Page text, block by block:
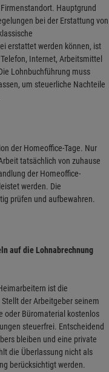
Hauptgrund
bei der Erstattung von
erstattet werden können, ist
Internet, Arbeitsmittel
Lohnbuchführung muss
um steuerliche Nachteile
der Homeoffice-Tage. Nur
tatsächlich von zuhause
der Homeoffice-
werden. Die
prüfen und aufbewahren.
auf die Lohnabrechnung
ist die
der Arbeitgeber seinem
oder Büromaterial kostenlos
steuerfrei. Entscheidend
bleiben und eine private
die Überlassung nicht als
berücksichtigt werden.